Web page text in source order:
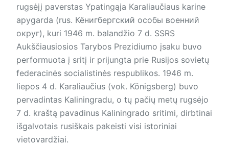
rugsėjį paverstas Ypatingąja Karaliaučiaus karine
apygarda (rus. Кёнигбергский особы во­енн­ий
округ), kuri 1946 m. balandžio 7 d. SSRS
Aukščiausiosios Tarybos Prezidiumo įsaku buvo
performuota į sritį ir prijungta prie Rusijos sovietų
federacinės socialistinės respublikos. 1946 m.
liepos 4 d. Karaliaučius (vok. Königsberg) buvo
pervadintas Kaliningradu, o tų pačių metų rugsėjo
7 d. kraštą pavadinus Kaliningrado sritimi, dirbtinai
išgalvotais rusiškais pakeisti visi istoriniai
vietovardžiai.